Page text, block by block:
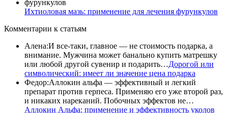
Ихтиоловая мазь: применение для лечения фурункулов
Комментарии к статьям
Алена:И все-таки, главное — не стоимость подарка, а
внимание. Мужчина может банально купить матрешку
или любой другой сувенир и подарить…Дорогой или
символический: имеет ли значение цена подарка
Федор:Аллокин альфа — эффективный и легкий
препарат против герпеса. Применяю его уже второй раз,
и никаких нареканий. Побочных эффектов не…
Аллокин Альфа: применение и эффективность уколов